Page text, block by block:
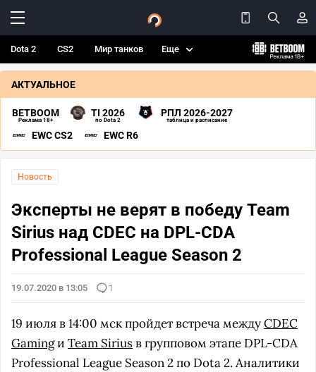
Dota 2 CS2 Мир танков Еще
АКТУАЛЬНОЕ
BETBOOM
Реклама 18+
TI 2026
по Dota 2
РПЛ 2026-2027
таблица и расписание
EWC CS2 EWC R6
Новость
Эксперты не верят в победу Team
Sirius над CDEC на DPL-CDA
Professional League Season 2
19.07.2020 в 13:05 1
19 июля в 14:00 мск пройдет встреча междуCDEC
Gamingи Team Siriusв групповом этапе DPL-CDA
Professional League Season 2 по Dota 2. Аналитики